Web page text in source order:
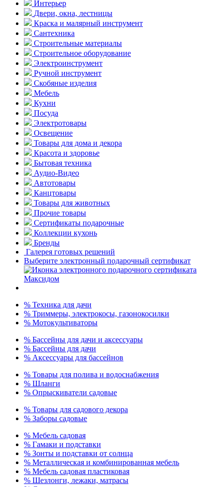
Интерьер
Двери, окна, лестницы
Краска и малярный инструмент
Сантехника
Строительные материалы
Строительное оборудование
Электроинструмент
Ручной инструмент
Скобяные изделия
Мебель
Кухни
Посуда
Электротовары
Освещение
Товары для дома и декора
Красота и здоровье
Бытовая техника
Аудио-Видео
Автотовары
Канцтовары
Товары для животных
Прочие товары
Сертификаты подарочные
Коллекции кухонь
Бренды
Галерея готовых решений
Выберите электронный подарочный сертификат
% Техника для дачи
% Триммеры, электрокосы, газонокосилки
% Мотокультиваторы
% Бассейны для дачи и аксессуары
% Бассейны для дачи
% Аксессуары для бассейнов
% Товары для полива и водоснабжения
% Шланги
% Опрыскиватели садовые
% Товары для садового декора
% Заборы садовые
% Мебель садовая
% Гамаки и подставки
% Зонты и подставки от солнца
% Металлическая и комбинированная мебель
% Мебель садовая пластиковая
% Шезлонги, лежаки, матрасы